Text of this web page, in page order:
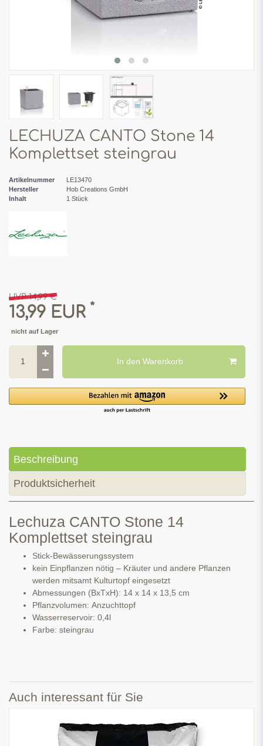
LECHUZA CANTO Stone 14
Komplettset steingrau
Artikelnummer
LE13470
Hersteller
Hob Creations GmbH
Inhalt
1 Stück
UVP 14,99 €
13,99 EUR *
nicht auf Lager
In den Warenkorb
Beschreibung
Produktsicherheit
Lechuza CANTO Stone 14
Komplettset steingrau
Stick-Bewässerungssystem
kein Einpflanzen nötig – Kräuter und andere Pflanzen
werden mitsamt Kulturtopf eingesetzt
Abmessungen (BxTxH): 14 x 14 x 13,5 cm
Pflanzvolumen: Anzuchttopf
Wasserreservoir: 0,4l
Farbe: steingrau
Auch interessant für Sie